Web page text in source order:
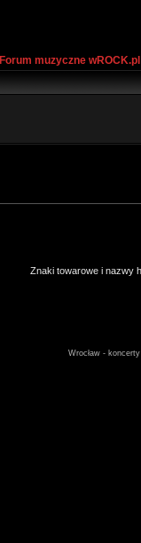
Forum muzyczne
Znaki towarowe i nazwy
Wrocław -